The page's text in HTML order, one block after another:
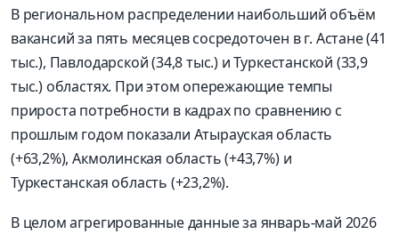
В региональном распределении наибольший объём
вакансий за пять месяцев сосредоточен в г. Астане (41
тыс.), Павлодарской (34,8 тыс.) и Туркестанской (33,9
тыс.) областях. При этом опережающие темпы
прироста потребности в кадрах по сравнению с
прошлым годом показали Атырауская область
(+63,2%), Акмолинская область (+43,7%) и
Туркестанская область (+23,2%).
В целом агрегированные данные за январь-май 2026